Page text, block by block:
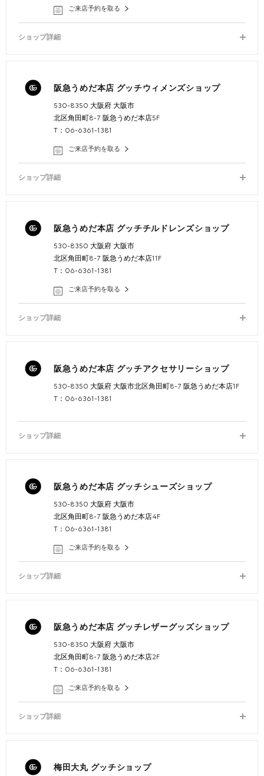
ご来店予約を取る
ショップ詳細
阪急うめだ本店 グッチウィメンズショップ
530-8350 大阪府 大阪市
北区角田町8-7 阪急うめだ本店5F
T：06-6361-1381
ご来店予約を取る
ショップ詳細
阪急うめだ本店 グッチチルドレンズショップ
530-8350 大阪府 大阪市
北区角田町8-7 阪急うめだ本店11F
T：06-6361-1381
ご来店予約を取る
ショップ詳細
阪急うめだ本店 グッチアクセサリーショップ
530-8350 大阪府 大阪市北区角田町8-7 阪急うめだ本店1F
T：06-6361-1381
ショップ詳細
阪急うめだ本店 グッチシューズショップ
530-8350 大阪府 大阪市
北区角田町8-7 阪急うめだ本店4F
T：06-6361-1381
ご来店予約を取る
ショップ詳細
阪急うめだ本店 グッチレザーグッズショップ
530-8350 大阪府 大阪市
北区角田町8-7 阪急うめだ本店2F
T：06-6361-1381
ご来店予約を取る
ショップ詳細
梅田大丸 グッチショップ